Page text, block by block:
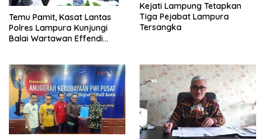
Temu Pamit, Kasat Lantas
Polres Lampura Kunjungi
Balai Wartawan Effendi
Kejati Lampung Tetapkan
Tiga Pejabat Lampura
Tersangka